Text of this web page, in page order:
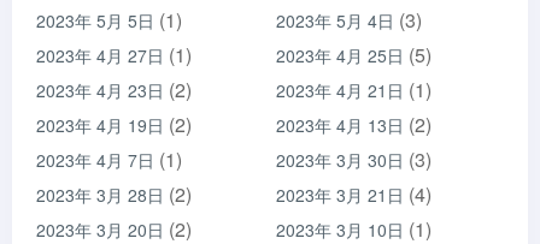
2023年 5月 5日 (1) 2023年 5月 4日 (3)
2023年 4月 27日 (1) 2023年 4月 25日 (5)
2023年 4月 23日 (2) 2023年 4月 21日 (1)
2023年 4月 19日 (2) 2023年 4月 13日 (2)
2023年 4月 7日 (1) 2023年 3月 30日 (3)
2023年 3月 28日 (2) 2023年 3月 21日 (4)
2023年 3月 20日 (2) 2023年 3月 10日 (1)